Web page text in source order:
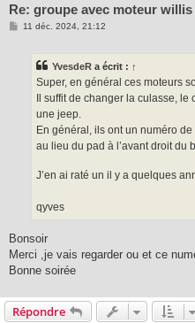
Re: groupe avec moteur willis
M
11 déc. 2024, 21:12
YvesdeR a écrit : ↑
Super, en général ces moteurs
Il suffit de changer la culasse, le
une jeep.
En général, ils ont un numéro
au lieu du pad à l’avant droit du
J’en ai raté un il y a quelques
qyves
Bonsoir
Merci ,je vais regarder ou et ce
Bonne soirée
Répondre